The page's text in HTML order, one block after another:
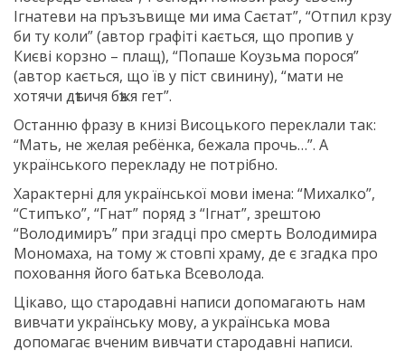
Ігнатеви на пръзъвище ми има Саєтат”, “Отпил крзу
би ту коли” (автор графіті кається, що пропив у
Києві корзно – плащ), “Попаше Коузьма порося”
(автор кається, що їв у піст свинину), “мати не
хотячи дѣтичя бѣжя гет”.
Останню фразу в книзі Висоцького переклали так:
“Мать, не желая ребёнка, бежала прочь…”. А
українського перекладу не потрібно.
Характерні для української мови імена: “Михалко”,
“Стипъко”, “Гнат” поряд з “Ігнат”, зрештою
“Володимиръ” при згадці про смерть Володимира
Мономаха, на тому ж стовпі храму, де є згадка про
поховання його батька Всеволода.
Цікаво, що стародавні написи допомагають нам
вивчати українську мову, а українська мова
допомагає вченим вивчати стародавні написи.